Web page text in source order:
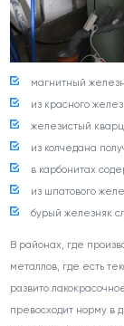
магнитный
из красного
железистый
из колчедана
в карбонитах
из шпатового
бурый железняк
В районах, где
металлов, где есть
развито
превосходит норму в